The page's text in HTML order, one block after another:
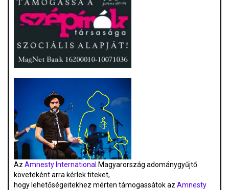
Az Amnesty International Magyarország adománygyűjtő
követeként arra kérlek titeket,
hogy lehetőségeitekhez mérten támogassátok az Amnesty